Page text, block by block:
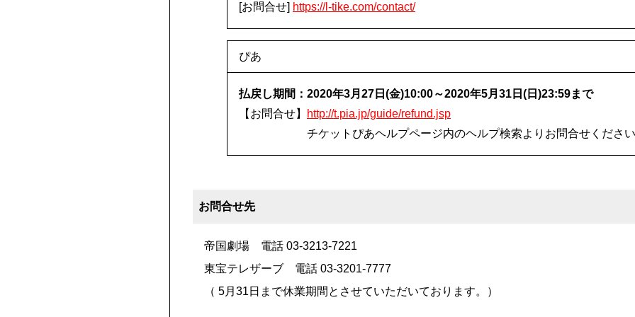
[お問合せ] https://l-tike.com/contact/
ぴあ
払戻し期間：2020年3月27日(金)10:00～2020年5月31日(日)23:59まで
【お問合せ】
http://t.pia.jp/guide/refund.jsp
チケットぴあヘルプページ内のヘルプ検索よりお問合せくださ
お問合せ先
帝国劇場 電話 03-3213-7221
東宝テレザーブ 電話 03-3201-7777
（ 5月31日まで休業期間とさせていただいております。）